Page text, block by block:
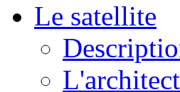
Le satellite